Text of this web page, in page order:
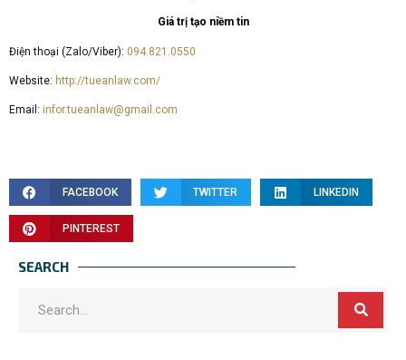
Giá trị tạo niềm tin
Điện thoại (Zalo/Viber): 094.821.0550
Website: http://tueanlaw.com/
Email: infor.tueanlaw@gmail.com
FACEBOOK TWITTER LINKEDIN
PINTEREST
SEARCH